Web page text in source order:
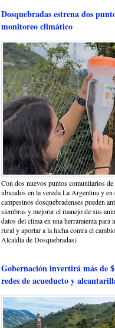
Dosquebradas estrena dos
monitoreo climático
Con dos nuevos puntos comunitarios
ubicados en la vereda La Argentina y
campesinos dosquebradenses pueden
siembras y mejorar el manejo de sus
datos del clima en una herramienta
rural y aportar a la lucha contra el
Alcaldía de Dosquebradas)
Gobernación invertirá más de
redes de acueducto y